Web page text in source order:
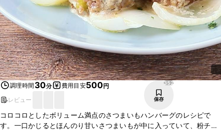
調理時間 30分 費用目安500円
レビュー
352
保存
コロコロとしたボリューム満点のさつまいもハンバーグのレシピで
す。一口かじるとほんのり甘いさつまいもが中に入っていて、粉チー